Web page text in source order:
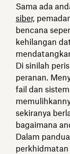
Sama ada
siber,
bencana
kehilangan
Di sinilah
peranan.
fail dan
sekiranya
bagaimana
Dalam
perkhidmatan